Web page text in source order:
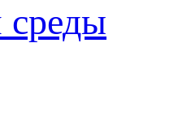
среды